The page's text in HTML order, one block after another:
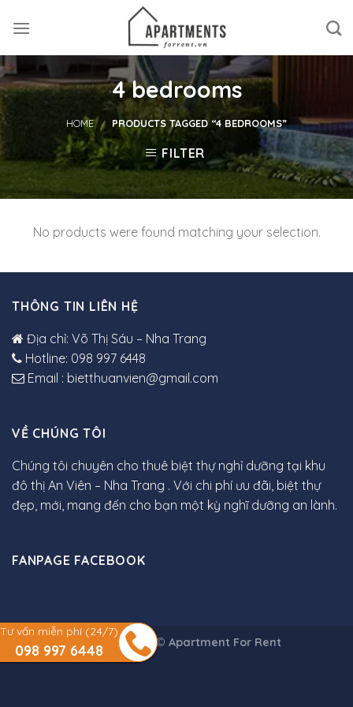
4 bedrooms
HOME / PRODUCTS TAGGED “4 BEDROOMS”
FILTER
No products were found matching your selection.
THÔNG TIN LIÊN HỆ
Địa chỉ: Võ Thị Sáu – Nha Trang
Hotline: 098 997 6448
Email : bietthuanvien@gmail.com
VỀ CHÚNG TÔI
Chúng tôi chuyên cho thuê biệt thự nghỉ dưỡng tại khu
đô thị An Viên – Nha Trang . Với chi phí ưu đãi, biệt thự
đẹp, mới, mang đến cho bạn một kỳ nghĩ dưỡng an lành.
FANPAGE FACEBOOK
Copyright 2026 © Apartment For Rent
Tư vấn miễn phí (24/7)
098 997 6448